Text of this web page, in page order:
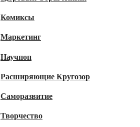
Комиксы
Маркетинг
Научпоп
Расширяющие Кругозор
Cаморазвитие
Творчество